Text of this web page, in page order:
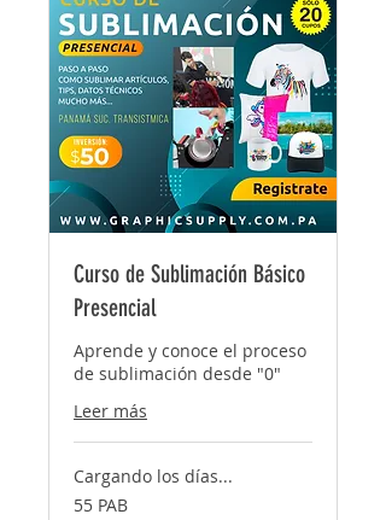
Curso de Sublimación Básico
Presencial
Aprende y conoce el proceso
de sublimación desde "0"
Leer más
Cargando los días...
55
balboas
55 PAB